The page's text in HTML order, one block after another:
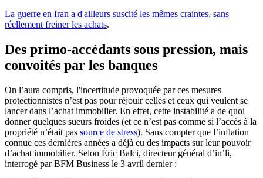
La guerre en Iran a d'ailleurs suscité les mêmes craintes, sans
réellement freiner les achats.
Des primo-accédants sous pression, mais
convoités par les banques
On l’aura compris, l'incertitude provoquée par ces mesures
protectionnistes n’est pas pour réjouir celles et ceux qui veulent se
lancer dans l’achat immobilier. En effet, cette instabilité a de quoi
donner quelques sueurs froides (et ce n’est pas comme si l’accès à la
propriété n’était pas source de stress). Sans compter que l’inflation
connue ces dernières années a déjà eu des impacts sur leur pouvoir
d’achat immobilier. Selon Éric Balci, directeur général d’in’li,
interrogé par BFM Business le 3 avril dernier :